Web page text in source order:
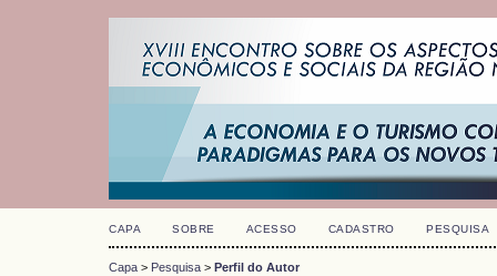
CAPA SOBRE ACESSO CADASTRO PESQUISA
Capa > Pesquisa > Perfil do Autor